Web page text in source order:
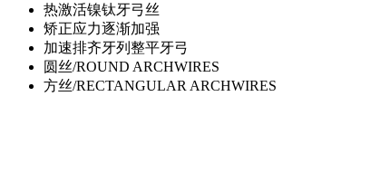
热激活镍钛牙弓丝
矫正应力逐渐加强
加速排齐牙列整平牙弓
圆丝/ROUND ARCHWIRES
方丝/RECTANGULAR ARCHWIRES